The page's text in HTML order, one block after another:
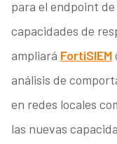
para el endpoint de
capacidades de
ampliará FortiSIEM
análisis de
en redes locales
las nuevas